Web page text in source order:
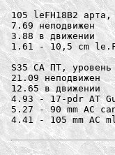
105 leFH18B2
7.69 неподвижен
3.88 в движении
1.61 - 10,5 cm
S35 CA ПТ,
21.09 неподвижен
12.65 в движении
4.93 - 17-pdr AT
5.27 - 90 mm AC
4.41 - 105 mm AC